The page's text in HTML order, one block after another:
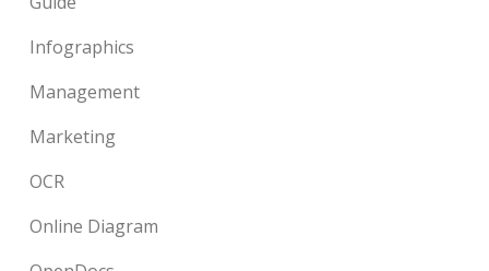
Infographics
Management
Marketing
OCR
Online Diagram